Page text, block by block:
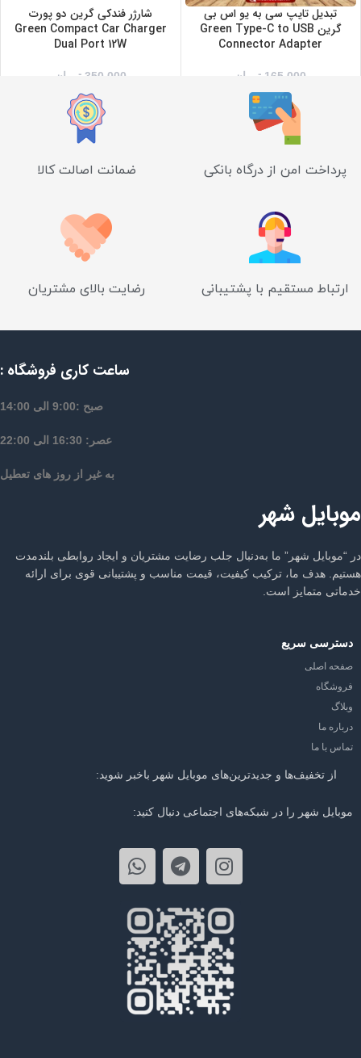
تبدیل تایپ سی به یو اس بی
گرین Green Type-C to USB
Connector Adapter
165,000 تومان
شارژر فندکی گرین دو پورت
Green Compact Car Charger
Dual Port 12W
350,000 تومان
پرداخت امن از درگاه بانکی ضمانت اصالت کالا
ارتباط مستقیم با پشتیبانی رضایت بالای مشتریان
ساعت کاری فروشگاه :
صبح :9:00 الی 14:00
عصر: 16:30 الی 22:00
به غیر از روز های تعطیل
موبایل شهر
در “موبایل شهر” ما به‌دنبال جلب رضایت مشتریان و ایجاد روابطی بلندمدت
هستیم. هدف ما، ترکیب کیفیت، قیمت مناسب و پشتیبانی قوی برای ارائه
خدماتی متمایز است.
دسترسی سریع
صفحه اصلی
فروشگاه
وبلاگ
درباره ما
تماس با ما
از تخفیف‌ها و جدیدترین‌های موبایل شهر باخبر شوید:
موبایل شهر را در شبکه‌های اجتماعی دنبال کنید: